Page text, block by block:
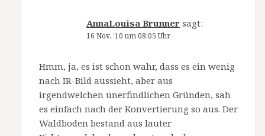
AnnaLouisa Brunner sagt:
16 Nov. ’10 um 08:05 Uhr
Hmm, ja, es ist schon wahr, dass es ein wenig
nach IR-Bild aussieht, aber aus
irgendwelchen unerfindlichen Gründen, sah
es einfach nach der Konvertierung so aus. Der
Waldboden bestand aus lauter